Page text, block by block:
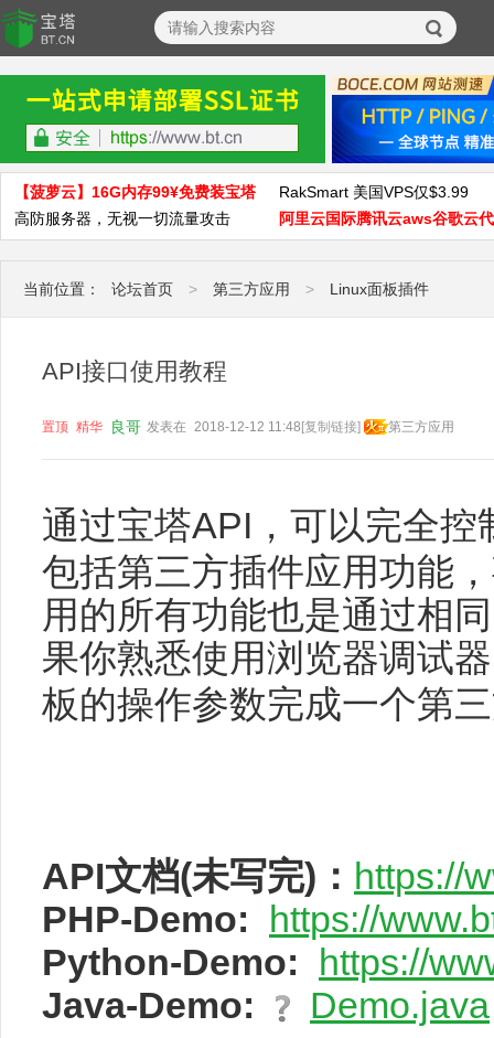
【菠萝云】16G内存99¥免费装宝塔
RakSmart 美国VPS仅$3.99
高防服务器，无视一切流量攻击
阿里云国际腾讯云aws谷歌云
当前位置： 论坛首页 > 第三方应用 > Linux面板插件
API接口使用教程
置顶 精华 良哥 发表在 第三方应用
2018-12-12 11:48 [复制链接]
通过宝塔API ，可以完全控
包括第三方插件应用功能
用的所有功能也是通过相
果你熟悉使用浏览器调试
板的操作参数完成一个第
API文档(未写完)： https://
PHP-Demo: https://
Python-Demo: https://
Java-Demo:
Demo.java